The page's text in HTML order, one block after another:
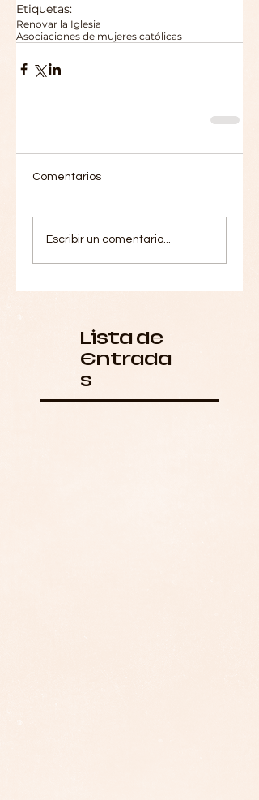
Etiquetas:
Renovar la Iglesia
Asociaciones de mujeres católicas
Comentarios
Escribir un comentario...
Lista de
Entrada
s